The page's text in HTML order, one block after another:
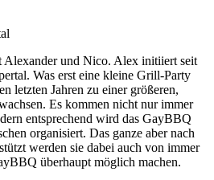
Alexander und Nico. Alex initiiert seit
Was erst eine kleine Grill-Party
letzten Jahren zu einer größeren,
Es kommen nicht nur immer
entsprechend wird das GayBBQ
organisiert. Das ganze aber nach
werden sie dabei auch von immer
überhaupt möglich machen.